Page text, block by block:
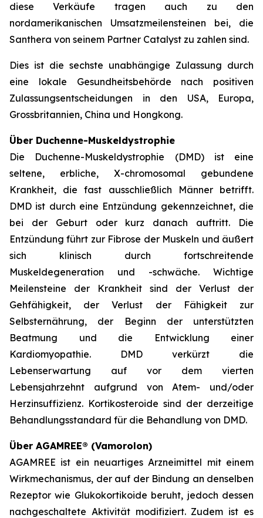
diese Verkäufe tragen auch zu den
nordamerikanischen Umsatzmeilensteinen bei, die
Santhera von seinem Partner Catalyst zu zahlen sind.
Dies ist die sechste unabhängige Zulassung durch
eine lokale Gesundheitsbehörde nach positiven
Zulassungsentscheidungen in den USA, Europa,
Grossbritannien, China und Hongkong.
Über Duchenne-Muskeldystrophie
Die Duchenne-Muskeldystrophie (DMD) ist eine
seltene, erbliche, X-chromosomal gebundene
Krankheit, die fast ausschließlich Männer betrifft.
DMD ist durch eine Entzündung gekennzeichnet, die
bei der Geburt oder kurz danach auftritt. Die
Entzündung führt zur Fibrose der Muskeln und äußert
sich klinisch durch fortschreitende
Muskeldegeneration und -schwäche. Wichtige
Meilensteine der Krankheit sind der Verlust der
Gehfähigkeit, der Verlust der Fähigkeit zur
Selbsternährung, der Beginn der unterstützten
Beatmung und die Entwicklung einer
Kardiomyopathie. DMD verkürzt die
Lebenserwartung auf vor dem vierten
Lebensjahrzehnt aufgrund von Atem- und/oder
Herzinsuffizienz. Kortikosteroide sind der derzeitige
Behandlungsstandard für die Behandlung von DMD.
Über AGAMREE® (Vamorolon)
AGAMREE ist ein neuartiges Arzneimittel mit einem
Wirkmechanismus, der auf der Bindung an denselben
Rezeptor wie Glukokortikoide beruht, jedoch dessen
nachgeschaltete Aktivität modifiziert. Zudem ist es